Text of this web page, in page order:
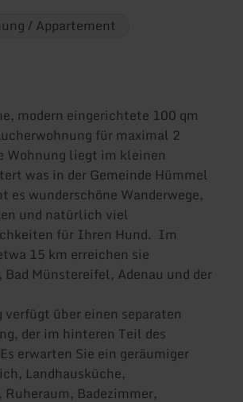
/ Appartement
modern eingerichtete 100 qm
für maximal 2
Wohnung liegt im kleinen
was in der Gemeinde Hümmel
es wunderschöne Wanderwege,
und natürlich viel
für Ihren Hund. Im
15 km erreichen sie
Münstereifel, Adenau und der
verfügt über einen separaten
der im hinteren Teil des
erwarten Sie ein geräumiger
Landhausküche,
Badezimmer,